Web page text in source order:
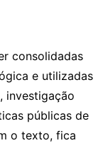
consolidadas
e utilizadas
investigação
públicas de
o texto, fica